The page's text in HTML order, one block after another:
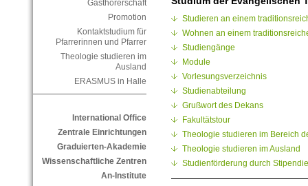
Gasthörerschaft
Promotion
Kontaktstudium für
Pfarrerinnen und Pfarrer
Theologie studieren im
Ausland
ERASMUS in Halle
International Office
Zentrale Einrichtungen
Graduierten-Akademie
Wissenschaftliche Zentren
An-Institute
Studieren an einem
Wohnen an einem
Studiengänge
Module
Vorlesungsverzeichnis
Studienabteilung
Grußwort des Dekans
Fakultätstour
Theologie studieren im Bereich
Theologie studieren im Ausland
Studienförderung durch